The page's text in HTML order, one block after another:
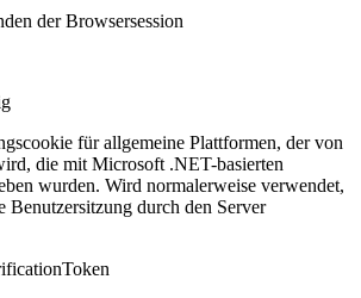
der Browsersession
für allgemeine Plattformen, der von
die mit Microsoft .NET-basierten
wurden. Wird normalerweise verwendet,
Benutzersitzung durch den Server